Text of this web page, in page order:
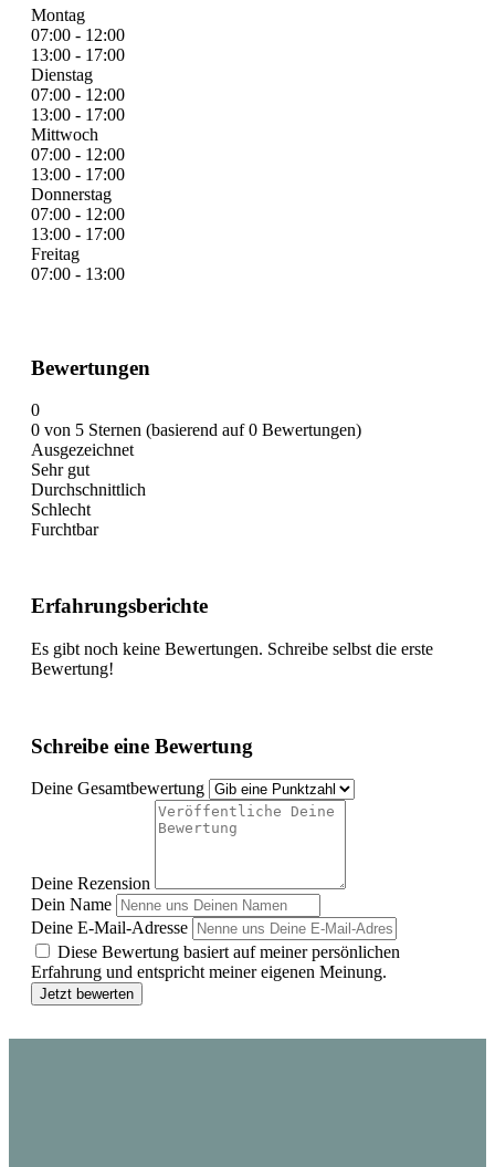
Montag
07:00 - 12:00
13:00 - 17:00
Dienstag
07:00 - 12:00
13:00 - 17:00
Mittwoch
07:00 - 12:00
13:00 - 17:00
Donnerstag
07:00 - 12:00
13:00 - 17:00
Freitag
07:00 - 13:00
Bewertungen
0
0 von 5 Sternen (basierend auf 0 Bewertungen)
Ausgezeichnet
Sehr gut
Durchschnittlich
Schlecht
Furchtbar
Erfahrungsberichte
Es gibt noch keine Bewertungen. Schreibe selbst die erste
Bewertung!
Schreibe eine Bewertung
Deine Gesamtbewertung
Deine Rezension
Dein Name
Deine E-Mail-Adresse
Diese Bewertung basiert auf meiner persönlichen
Erfahrung und entspricht meiner eigenen Meinung.
Jetzt bewerten